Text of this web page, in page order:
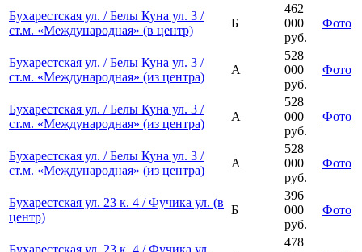
Бухарестская ул. / Белы Куна ул. 3 /
ст.м. «Международная» (в центр)
Б
462
000
руб.
Фото
Бухарестская ул. / Белы Куна ул. 3 /
ст.м. «Международная» (из центра)
А
528
000
руб.
Фото
Бухарестская ул. / Белы Куна ул. 3 /
ст.м. «Международная» (из центра)
А
528
000
руб.
Фото
Бухарестская ул. / Белы Куна ул. 3 /
ст.м. «Международная» (из центра)
А
528
000
руб.
Фото
Бухарестская ул. 23 к. 4 / Фучика ул. (в
центр)
Б
396
000
руб.
Фото
Бухарестская ул. 23 к. 4 / Фучика ул.
478